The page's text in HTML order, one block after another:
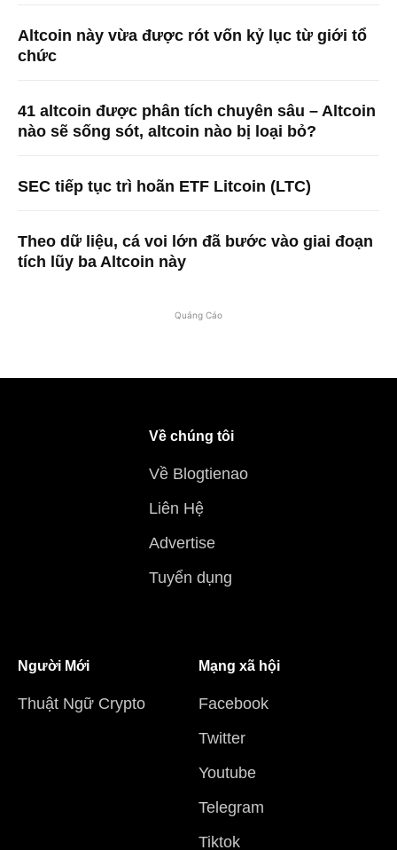
Altcoin này vừa được rót vốn kỷ lục từ giới tổ
chức
41 altcoin được phân tích chuyên sâu – Altcoin
nào sẽ sống sót, altcoin nào bị loại bỏ?
SEC tiếp tục trì hoãn ETF Litcoin (LTC)
Theo dữ liệu, cá voi lớn đã bước vào giai đoạn
tích lũy ba Altcoin này
Quảng Cáo
Về chúng tôi
Về Blogtienao
Liên Hệ
Advertise
Tuyển dụng
Người Mới
Thuật Ngữ Crypto
Mạng xã hội
Facebook
Twitter
Youtube
Telegram
Tiktok